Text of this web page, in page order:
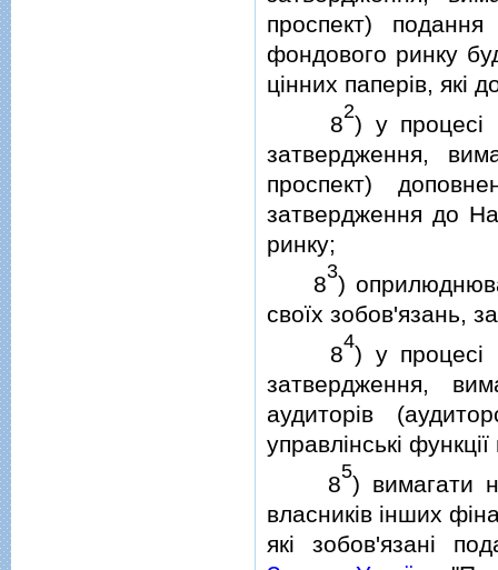
проспект)
фондового ринку
цiнних паперiв, якi
82) у процесi
затвердження,
проспект)
затвердження до
ринку;
83)
своїх зобов'язань,
84) у процесi
затвердження,
аудиторiв
управлiнськi функцiї
85) вимагати
власникiв iнших
якi зобов'язанi